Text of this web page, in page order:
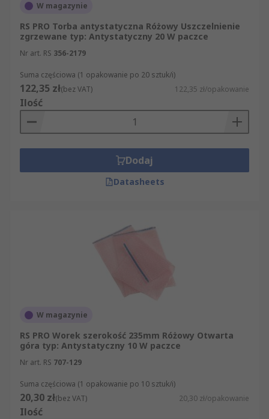
W magazynie
RS PRO Torba antystatyczna Różowy Uszczelnienie
zgrzewane typ: Antystatyczny 20 W paczce
Nr art. RS 356-2179
Suma częściowa (1 opakowanie po 20 sztuk/i)
122,35 zł(bez VAT) 122,35 zł/opakowanie
Ilość
Dodaj
Datasheets
W magazynie
RS PRO Worek szerokość 235mm Różowy Otwarta
góra typ: Antystatyczny 10 W paczce
Nr art. RS 707-129
Suma częściowa (1 opakowanie po 10 sztuk/i)
20,30 zł(bez VAT) 20,30 zł/opakowanie
Ilość